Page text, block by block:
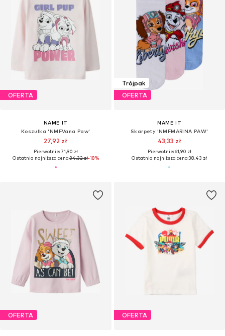
OFERTA
NAME IT
Koszulka 'NMFVana Paw'
27,92 zł
Pierwotnie: 71,90 zł
Ostatnia najniższa cena:34,32 zł-18%
Trójpak
OFERTA
NAME IT
Skarpety 'NMFMARINA PAW'
43,33 zł
Pierwotnie: 61,90 zł
Ostatnia najniższa cena:38,43 zł
OFERTA OFERTA